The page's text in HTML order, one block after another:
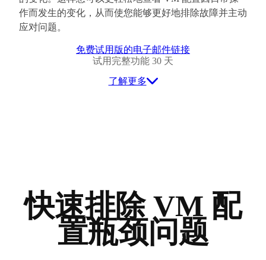
作而发生的变化，从而使您能够更好地排除故障并主动
应对问题。
免费试用版的电子邮件链接
试用完整功能 30 天
了解更多
快速排除 VM 配
置瓶颈问题